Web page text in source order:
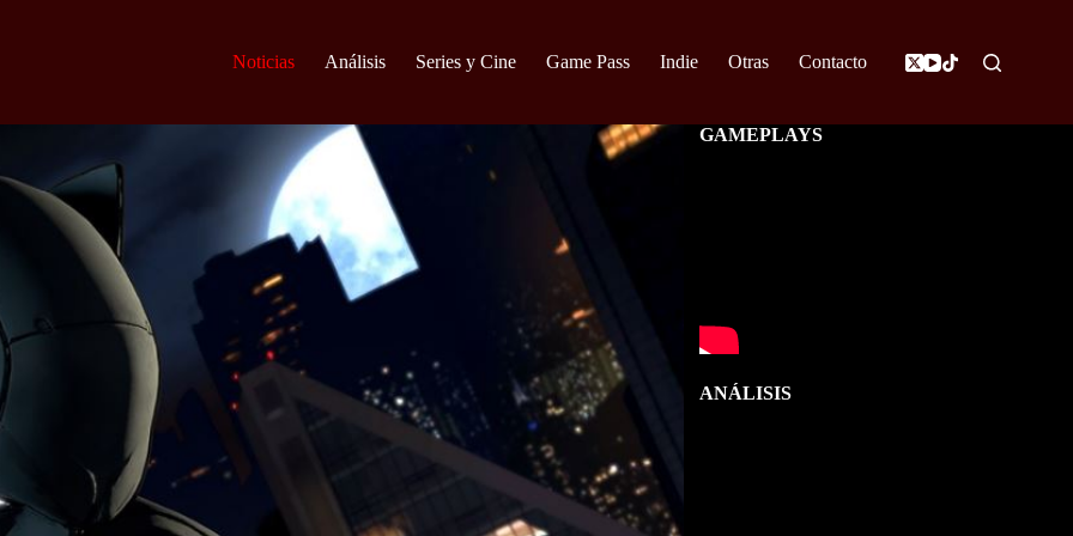
Noticias Análisis Series y Cine Game Pass Indie Otras Contacto
GAMEPLAYS
ANÁLISIS